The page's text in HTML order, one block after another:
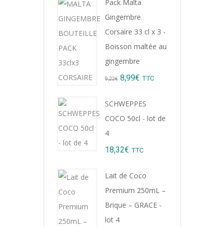
Pack Malta
Gingembre
Corsaire 33 cl x 3 -
Boisson maltée au
gingembre
9,22€ Original
8,99€ Current
TTC
SCHWEPPES
COCO 50cl - lot de
4
18,32€ TTC
Lait de Coco
Premium 250mL –
Brique – GRACE -
lot 4